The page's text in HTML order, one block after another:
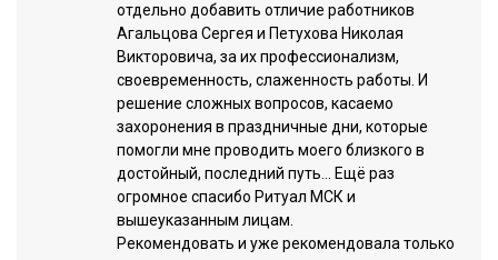
отдельно добавить отличие работников
Агальцова Сергея и Петухова Николая
Викторовича, за их профессионализм,
своевременность, слаженность работы. И
решение сложных вопросов, касаемо
захоронения в праздничные дни, которые
помогли мне проводить моего близкого в
достойный, последний путь... Ещё раз
огромное спасибо Ритуал МСК и
вышеуказанным лицам.
Рекомендовать и уже рекомендовала только